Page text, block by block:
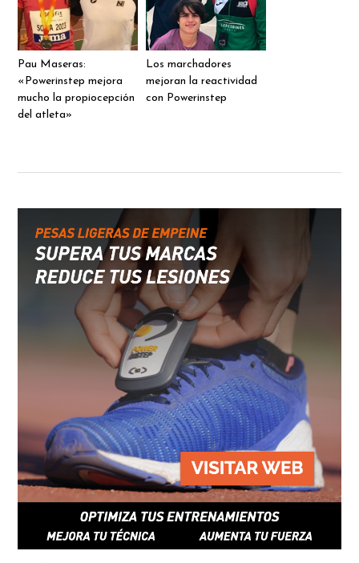
Pau Maseras:
«Powerinstep mejora
mucho la propiocepción
del atleta»
Los marchadores
mejoran la reactividad
con Powerinstep